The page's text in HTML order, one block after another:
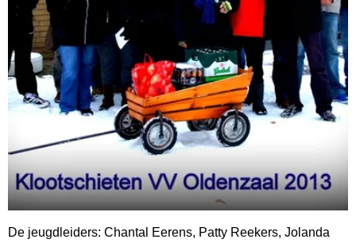
De jeugdleiders: Chantal Eerens, Patty Reekers, Jolanda